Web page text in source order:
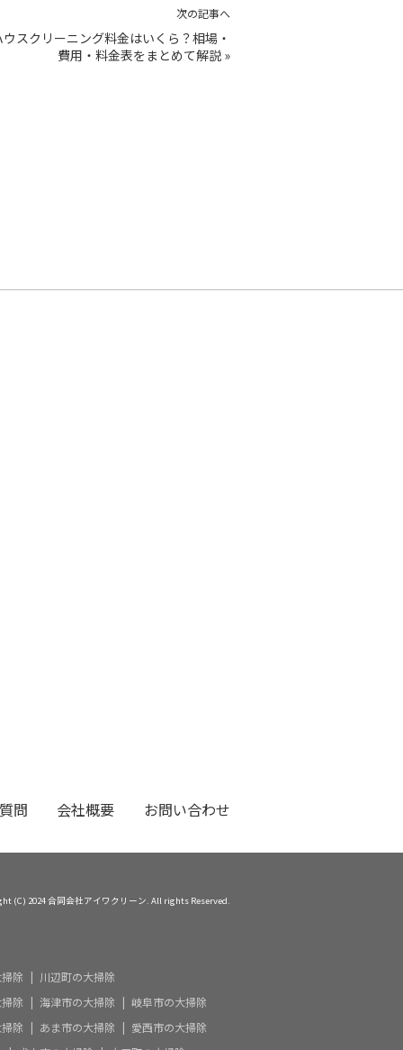
次の記事へ
スクリーニング料金はいくら？相場・
費用・料金表をまとめて解説 »
問 会社概要 お問い合わせ
(C) 2024 合同会社アイワクリーン. All rights Reserved.
除
川辺町の大掃除
除
海津市の大掃除
岐阜市の大掃除
除
あま市の大掃除
愛西市の大掃除